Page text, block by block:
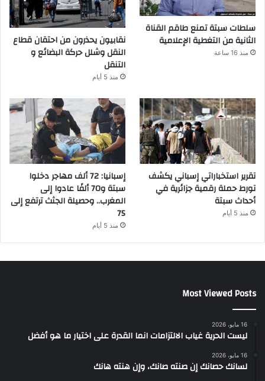
سلطات سبتة تمنع طاقم القناة
الثانية من التغطية الإعلامية
منذ 16 ساعة
نقابيون يحذرون من احتقان قطاع
النقل وشلل حركة البضائع و
التنقل
منذ 5 أيام
تقرير استخباراتي إسباني يكشف
تورط حملة رقمية جزائرية في
أحداث سبتة
منذ 5 أيام
إسبانيا: 72 ألف مهاجر دخلوا
سبتة و70 ألفًا عادوا إلى
المغرب.. وحصيلة الجثث ترتفع إلى
75
منذ 5 أيام
Most Viewed Posts
16 مايو، 2026
ليست الحرية غياب الالتزامات انما القدرة على اختيار ما هو أفضل
16 مايو، 2026
لسانك حصانك إن صنته صانك، وإن هنته هانك